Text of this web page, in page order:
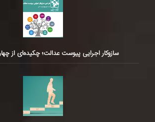
سازوکار اجرایی پیوست عدالت؛ چکیده‌ای از